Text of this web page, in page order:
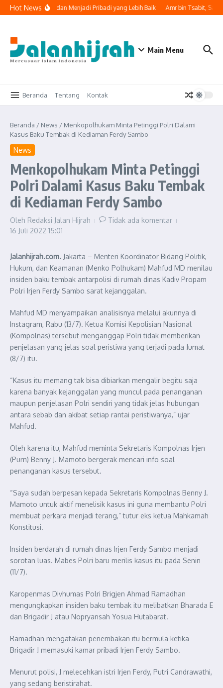
Lewati ke konten
Hot News
Lembaran Baru dan Menjadi Pribadi yang Lebih Baik Amr bin Tsabit,
Main Menu
Beranda Tentang Kontak
Beranda / News / Menkopolhukam Minta Petinggi Polri Dalami
Kasus Baku Tembak di Kediaman Ferdy Sambo
News
Menkopolhukam Minta Petinggi
Polri Dalami Kasus Baku Tembak
di Kediaman Ferdy Sambo
Oleh Redaksi Jalan Hijrah
Tidak ada komentar
16 Juli 2022 15:01
Jalanhijrah.com. Jakarta – Menteri Koordinator Bidang Politik,
Hukum, dan Keamanan (Menko Polhukam) Mahfud MD menilau
insiden baku tembak antarpolisi di rumah dinas Kadiv Propam
Polri Irjen Ferdy Sambo sarat kejanggalan.
Mahfud MD menyampaikan analisisnya melalui akunnya di
Instagram, Rabu (13/7). Ketua Komisi Kepolisian Nasional
(Kompolnas) tersebut menganggap Polri tidak memberikan
penjelasan yang jelas soal peristiwa yang terjadi pada Jumat
(8/7) itu.
“Kasus itu memang tak bisa dibiarkan mengalir begitu saja
karena banyak kejanggalan yang muncul pada penanganan
maupun penjelasan Polri sendiri yang tidak jelas hubungan
antara sebab dan akibat setiap rantai peristiwanya,” ujar
Mahfud.
Oleh karena itu, Mahfud meminta Sekretaris Kompolnas Irjen
(Purn) Benny J. Mamoto bergerak mencari info soal
penanganan kasus tersebut.
“Saya sudah berpesan kepada Sekretaris Kompolnas Benny J.
Mamoto untuk aktif menelisik kasus ini guna membantu Polri
membuat perkara menjadi terang,” tutur eks ketua Mahkamah
Konstitusi.
Insiden berdarah di rumah dinas Irjen Ferdy Sambo menjadi
sorotan luas. Mabes Polri baru merilis kasus itu pada Senin
(11/7).
Karopenmas Divhumas Polri Brigjen Ahmad Ramadhan
mengungkapkan insiden baku tembak itu melibatkan Bharada E
dan Brigadir J atau Nopryansah Yosua Hutabarat.
Ramadhan mengatakan penembakan itu bermula ketika
Brigadir J memasuki kamar pribadi Irjen Ferdy Sambo.
Menurut polisi, J melecehkan istri Irjen Ferdy, Putri Candrawathi,
yang sedang beristirahat.